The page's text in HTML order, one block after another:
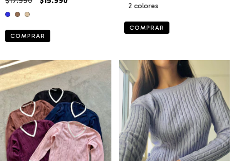
COMPRAR
2 colores
COMPRAR